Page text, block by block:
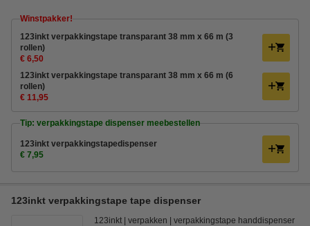
Winstpakker!
123inkt verpakkingstape transparant 38 mm x 66 m (3
rollen)
€ 6,50
123inkt verpakkingstape transparant 38 mm x 66 m (6
rollen)
€ 11,95
Tip: verpakkingstape dispenser meebestellen
123inkt verpakkingstapedispenser
€ 7,95
123inkt verpakkingstape tape dispenser
123inkt verpakken
verpakkingstape handdispenser